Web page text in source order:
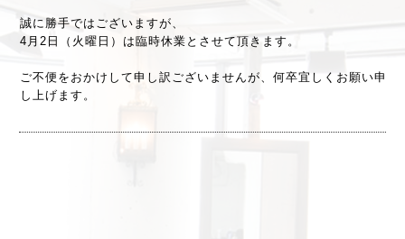
誠に勝手ではございますが、
4月2日（火曜日）は臨時休業とさせて頂きます。
ご不便をおかけして申し訳ございませんが、何卒宜しくお願い申
し上げます。